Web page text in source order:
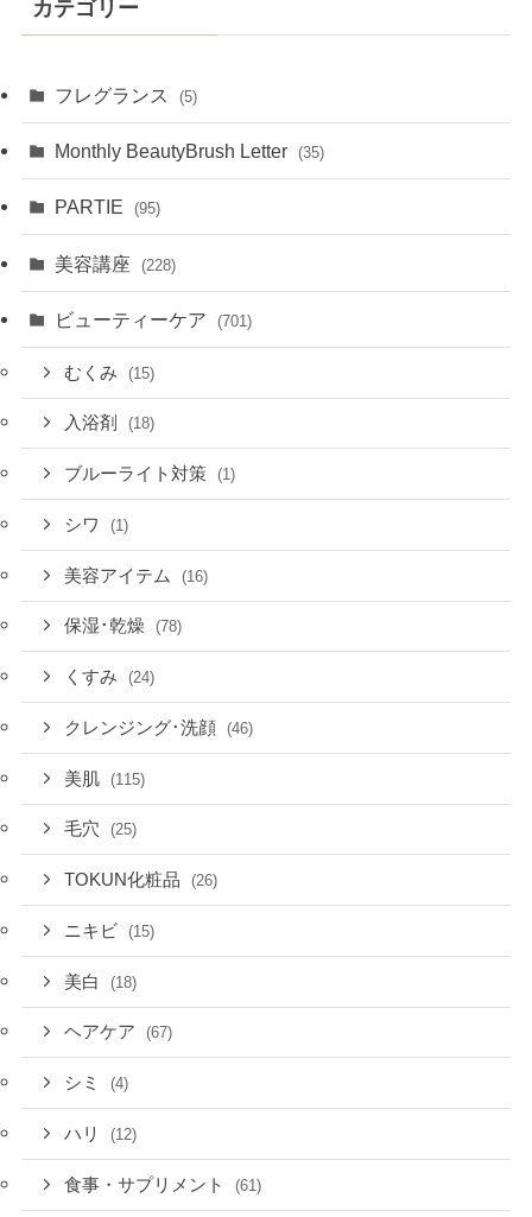
カテゴリー
フレグランス (5)
Monthly BeautyBrush Letter (35)
PARTIE (95)
美容講座 (228)
ビューティーケア (701)
むくみ (15)
入浴剤 (18)
ブルーライト対策 (1)
シワ (1)
美容アイテム (16)
保湿･乾燥 (78)
くすみ (24)
クレンジング･洗顔 (46)
美肌 (115)
毛穴 (25)
TOKUN化粧品 (26)
ニキビ (15)
美白 (18)
ヘアケア (67)
シミ (4)
ハリ (12)
食事・サプリメント (61)